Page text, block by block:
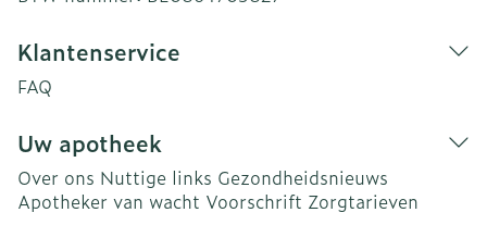
Klantenservice
FAQ
Uw apotheek
Over ons Nuttige links Gezondheidsnieuws
Apotheker van wacht Voorschrift Zorgtarieven